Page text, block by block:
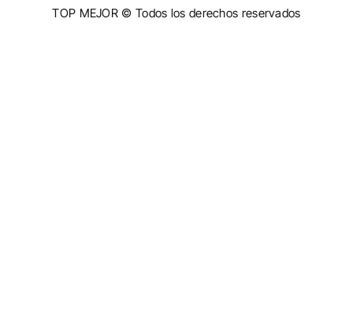
TOP MEJOR © Todos los derechos reservados